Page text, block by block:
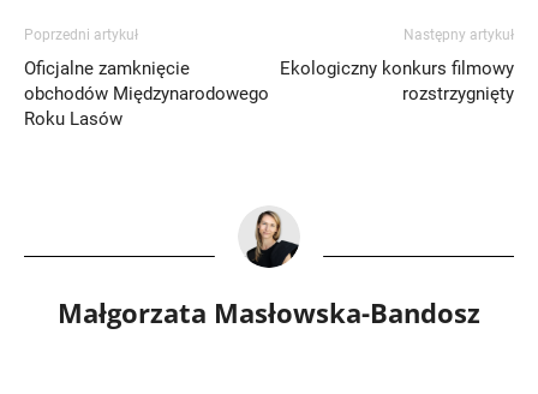
Poprzedni artykuł
Oficjalne zamknięcie
obchodów Międzynarodowego
Roku Lasów
Następny artykuł
Ekologiczny konkurs filmowy
rozstrzygnięty
Małgorzata Masłowska-Bandosz